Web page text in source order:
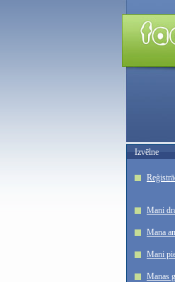
Izvēlne
Mani
Mana
Mani
Manas